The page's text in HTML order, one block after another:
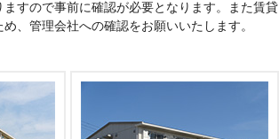
すので事前に確認が必要となります。また賃貸
、管理会社への確認をお願いいたします。